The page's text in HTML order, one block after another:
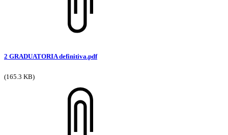
2 GRADUATORIA definitiva.pdf
(165.3 KB)